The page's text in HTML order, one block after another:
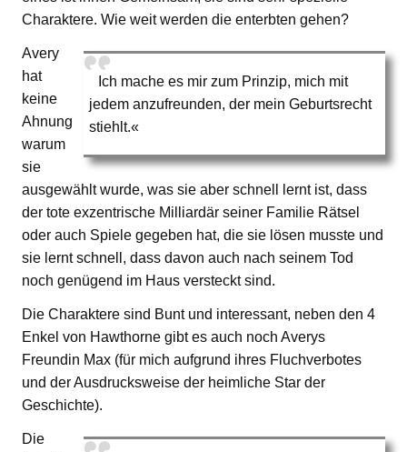
Charaktere. Wie weit werden die enterbten gehen?
Ich mache es mir zum Prinzip, mich mit
jedem anzufreunden, der mein Geburtsrecht
stiehlt.«
Avery
hat
keine
Ahnung
warum
sie
ausgewählt wurde, was sie aber schnell lernt ist, dass
der tote exzentrische Milliardär seiner Familie Rätsel
oder auch Spiele gegeben hat, die sie lösen musste und
sie lernt schnell, dass davon auch nach seinem Tod
noch genügend im Haus versteckt sind.
Die Charaktere sind Bunt und interessant, neben den 4
Enkel von Hawthorne gibt es auch noch Averys
Freundin Max (für mich aufgrund ihres Fluchverbotes
und der Ausdrucksweise der heimliche Star der
Geschichte).
Die